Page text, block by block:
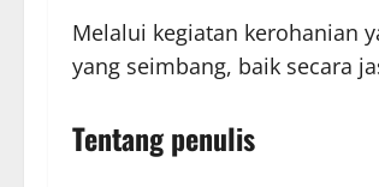
Melalui kegiatan kerohanian
yang seimbang, baik secara
Tentang penulis